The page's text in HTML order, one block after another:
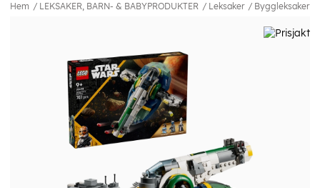
Hem LEKSAKER, BARN- & BABYPRODUKTER Leksaker Byggleksaker